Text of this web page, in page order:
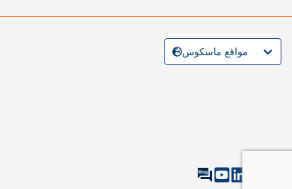
مواقع ماسكوس